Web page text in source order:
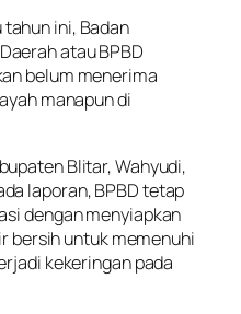
ini, Badan
atau BPBD
belum menerima
manapun di
Blitar, Wahyudi,
laporan, BPBD tetap
dengan menyiapkan
bersih untuk memenuhi
kekeringan pada